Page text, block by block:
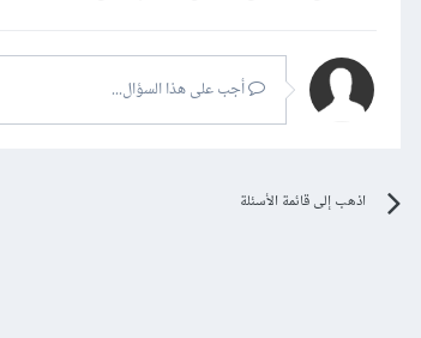
أجب على هذا السؤال...
اذهب إلى قائمة الأسئلة